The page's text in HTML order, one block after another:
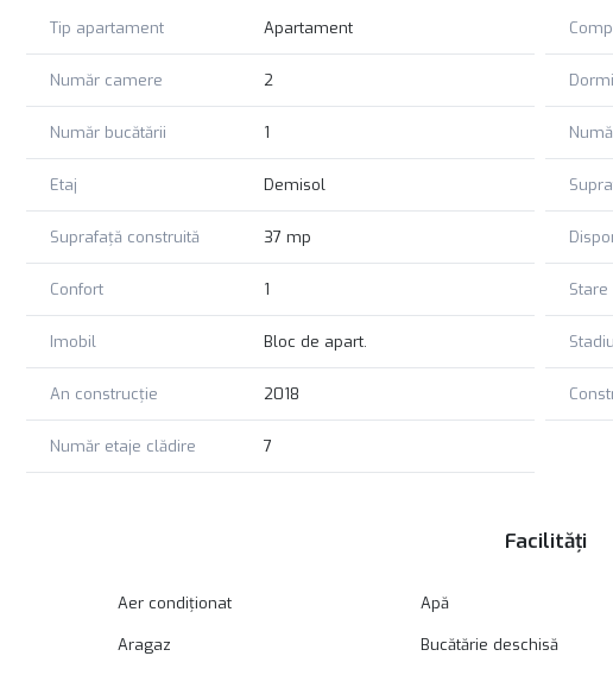
Tip apartament Apartament
Număr camere 2
Număr bucătării 1
Etaj Demisol
Suprafață construită 37 mp
Confort 1
Imobil Bloc de apart.
An construcție 2018
Număr etaje clădire 7
Facilități
Aer condiționat Apă
Aragaz Bucătărie deschisă